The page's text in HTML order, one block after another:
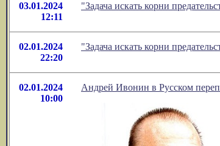
03.01.2024
12:11
"Задача искать корни
02.01.2024
22:20
"Задача искать корни
02.01.2024
10:00
Андрей Ивонин в Русском